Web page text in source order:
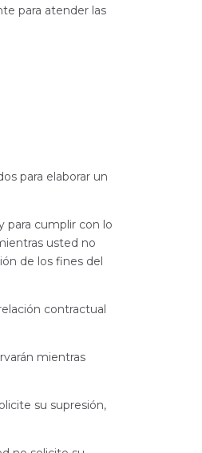
para atender las
para elaborar un
para cumplir con lo
usted no
de los fines del
contractual
mientras
su supresión,